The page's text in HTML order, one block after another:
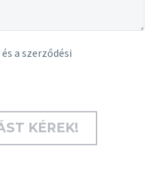
és a szerződési